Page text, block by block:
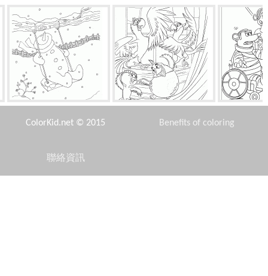
雪人搖擺 自由節在裡約 勇敢的女
ColorKid.net © 2015 Benefits of coloring
聯絡資訊